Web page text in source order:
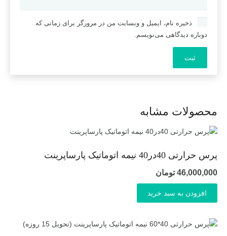
ذخیره نام، ایمیل و وبسایت من در مرورگر برای زمانی که
دوباره دیدگاهی می‌نویسم.
محصولات مشابه
پرس حرارتی 40در40 نیمه اتوماتیک پارساپرینت
46,000,000 تومان
افزودن به سبد خرید